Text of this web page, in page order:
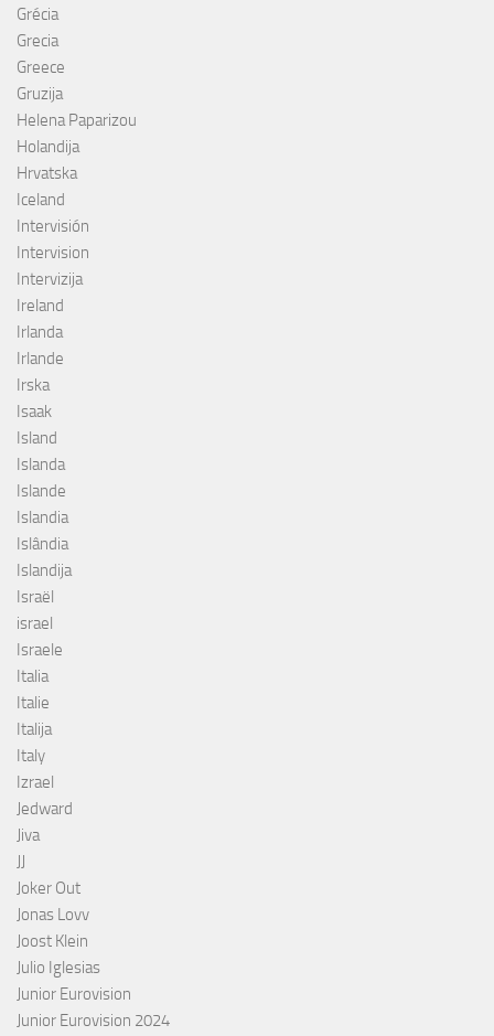
Grécia
Grecia
Greece
Gruzija
Helena Paparizou
Holandija
Hrvatska
Iceland
Intervisión
Intervision
Intervizija
Ireland
Irlanda
Irlande
Irska
Isaak
Island
Islanda
Islande
Islandia
Islândia
Islandija
Israël
israel
Israele
Italia
Italie
Italija
Italy
Izrael
Jedward
Jiva
Joker Out
Jonas Lovv
Joost Klein
Julio Iglesias
Junior Eurovision
Junior Eurovision 2024